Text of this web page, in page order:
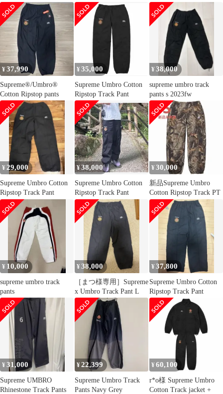
¥37,990
Supreme®/Umbro®
Cotton Ripstop pants
¥ 35,000
Supreme Umbro Cotton
Ripstop Track Pant
¥38,000
supreme umbro track
pants s 2023fw
¥29,000
Supreme Umbro Cotton
Ripstop Track Pant
¥38,000
Supreme Umbro Cotton
Ripstop Track Pant
¥ 30,000
新品Supreme Umbro
Cotton Ripstop Track PT
¥ 10,000
supreme umbro track
pants
¥38,000
［まつ様専用］Supreme
x Umbro Track Pant L
¥37,800
Supreme Umbro Cotton
Ripstop Track Pant
¥31,000
Supreme UMBRO
Rhinestone Track Pants
¥22,399
Supreme Umbro Track
Pants Navy Grey
¥ 60,100
r*o様 Supreme Umbro
Cotton Track jacket +